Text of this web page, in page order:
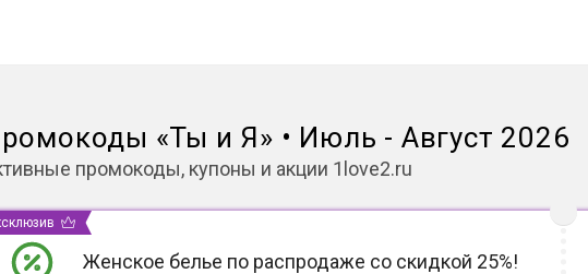
«Ты и Я» • Июль - Август 2026
промокоды, купоны и акции 1love2.ru
Женское белье по распродаже со скидкой 25%!